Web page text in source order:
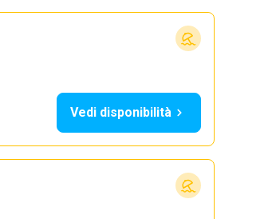
Vedi disponibilità